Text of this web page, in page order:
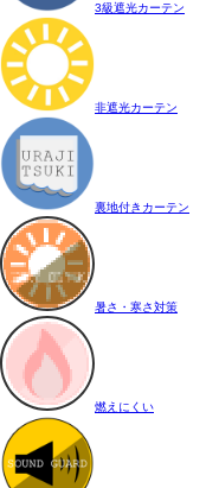
3級遮光カーテン
非遮光カーテン
裏地付きカーテン
暑さ・寒さ対策
燃えにくい